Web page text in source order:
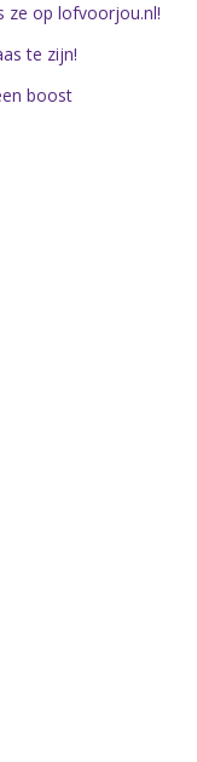
ze op lofvoorjou.nl!
te zijn!
boost